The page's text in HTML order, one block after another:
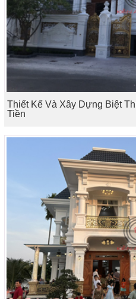
Thiết Kế Và Xây Dựng Biệt
Tiền